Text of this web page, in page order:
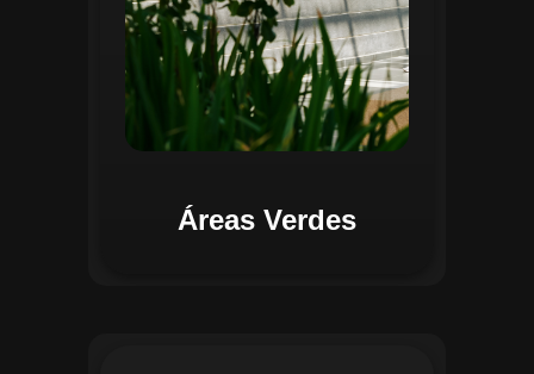
Áreas Verdes